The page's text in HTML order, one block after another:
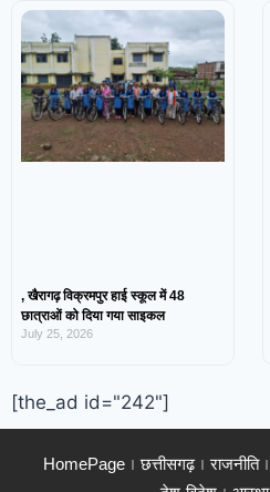
, खैरागढ़ विक्रमपुर हाई स्कूल में 48
छात्राओं को दिया गया साइकल
July 25, 2026
[the_ad id="242"]
HomePage छत्तीसगढ़ राजनीति